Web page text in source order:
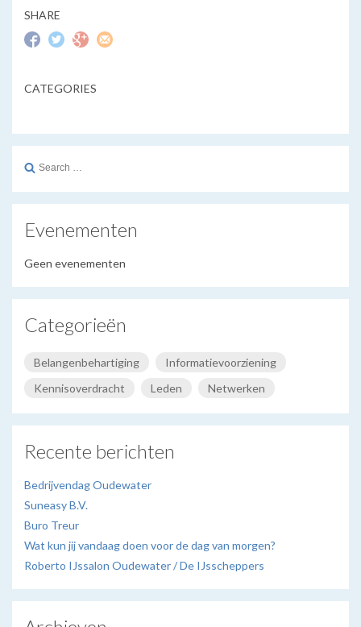
SHARE
CATEGORIES
Search
Evenementen
Geen evenementen
Categorieën
Belangenbehartiging
Informatievoorziening
Kennisoverdracht
Leden Netwerken
Recente berichten
Bedrijvendag Oudewater
Suneasy B.V.
Buro Treur
Wat kun jij vandaag doen voor de dag van morgen?
Roberto IJssalon Oudewater / De IJsscheppers